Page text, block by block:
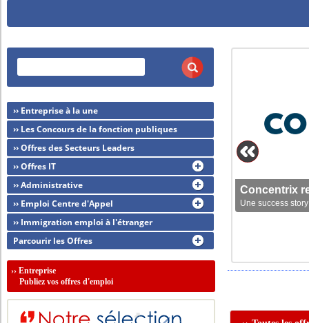
Concentrix
Une success
›› Entreprise à la une
›› Les Concours de la fonction publiques
›› Offres des Secteurs Leaders
›› Offres IT
›› Administrative
›› Emploi Centre d'Appel
›› Immigration emploi à l'étranger
Parcourir les Offres
››Entreprise
Publiez vos offres d'emploi